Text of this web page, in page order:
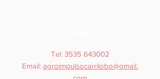
Tel: 3535 643002
Email: agroimpulsocarrilobo@gmail.